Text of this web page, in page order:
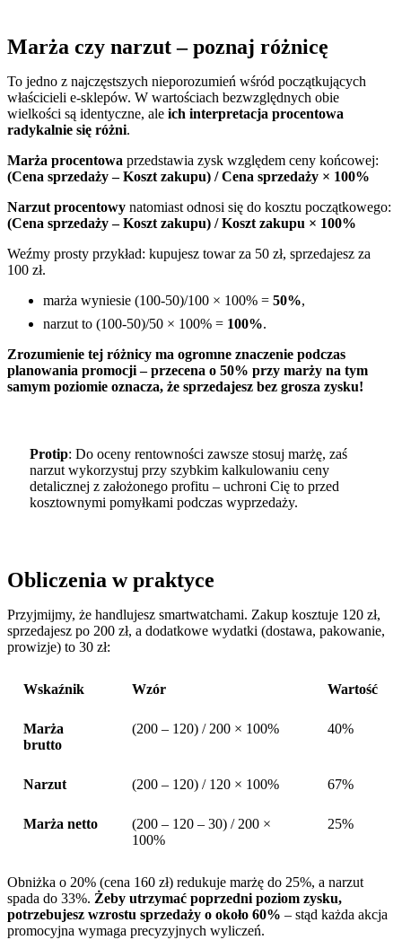
Marża czy narzut – poznaj różnicę
To jedno z najczęstszych nieporozumień wśród początkujących
właścicieli e-sklepów. W wartościach bezwzględnych obie
wielkości są identyczne, ale ich interpretacja procentowa
radykalnie się różni.
Marża procentowa przedstawia zysk względem ceny końcowej:
(Cena sprzedaży – Koszt zakupu) / Cena sprzedaży × 100%
Narzut procentowy natomiast odnosi się do kosztu początkowego:
(Cena sprzedaży – Koszt zakupu) / Koszt zakupu × 100%
Weźmy prosty przykład: kupujesz towar za 50 zł, sprzedajesz za
100 zł.
marża wyniesie (100-50)/100 × 100% = 50%,
narzut to (100-50)/50 × 100% = 100%.
Zrozumienie tej różnicy ma ogromne znaczenie podczas
planowania promocji – przecena o 50% przy marży na tym
samym poziomie oznacza, że sprzedajesz bez grosza zysku!
Protip: Do oceny rentowności zawsze stosuj marżę, zaś
narzut wykorzystuj przy szybkim kalkulowaniu ceny
detalicznej z założonego profitu – uchroni Cię to przed
kosztownymi pomyłkami podczas wyprzedaży.
Obliczenia w praktyce
Przyjmijmy, że handlujesz smartwatchami. Zakup kosztuje 120 zł,
sprzedajesz po 200 zł, a dodatkowe wydatki (dostawa, pakowanie,
prowizje) to 30 zł:
Wskaźnik Wzór Wartość
Marża
brutto
(200 – 120) / 200 × 100% 40%
Narzut (200 – 120) / 120 × 100% 67%
Marża netto
(200 – 120 – 30) / 200 ×
100%
25%
Obniżka o 20% (cena 160 zł) redukuje marżę do 25%, a narzut
spada do 33%. Żeby utrzymać poprzedni poziom zysku,
potrzebujesz wzrostu sprzedaży o około 60% – stąd każda akcja
promocyjna wymaga precyzyjnych wyliczeń.